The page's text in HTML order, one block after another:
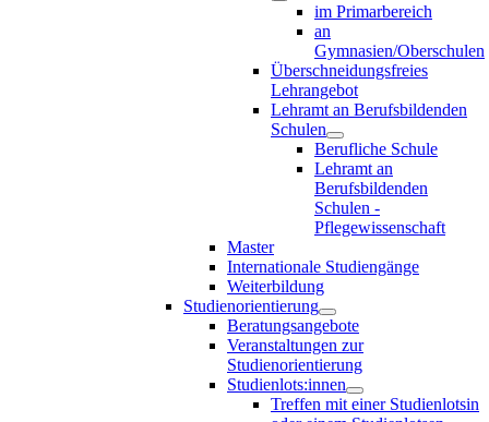
im Primarbereich
an
Gymnasien/Oberschulen
Überschneidungsfreies
Lehrangebot
Lehramt an Berufsbildenden
Schulen
Berufliche Schule
Lehramt an
Berufsbildenden
Schulen -
Pflegewissenschaft
Master
Internationale Studiengänge
Weiterbildung
Studienorientierung
Beratungsangebote
Veranstaltungen zur
Studienorientierung
Studienlots:innen
Treffen mit einer Studienlotsin